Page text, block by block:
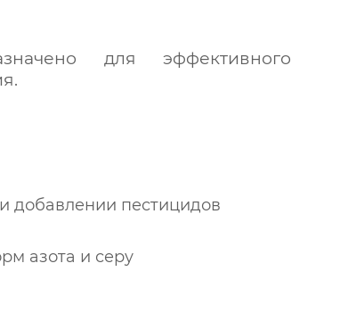
для эффективного
добавлении пестицидов
азота и серу